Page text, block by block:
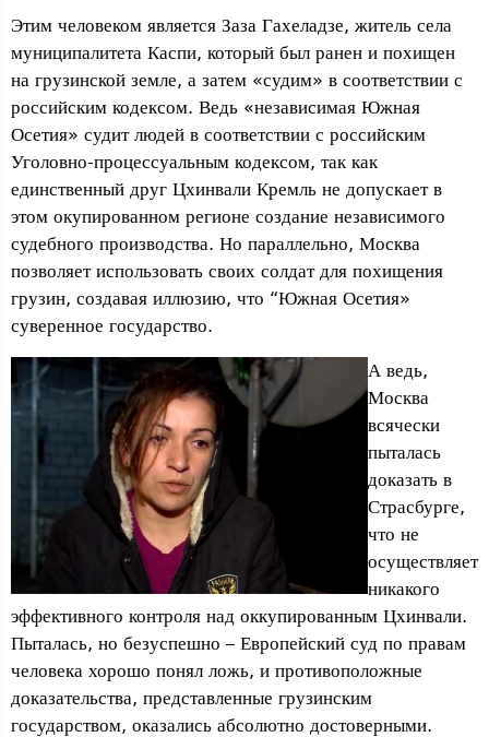
Этим человеком является Заза Гахеладзе, житель села
муниципалитета Каспи, который был ранен и похищен
на грузинской земле, а затем «судим» в соответствии с
российским кодексом. Ведь «независимая Южная
Осетия» судит людей в соответствии с российским
Уголовно-процессуальным кодексом, так как
единственный друг Цхинвали Кремль не допускает в
этом окупированном регионе создание независимого
судебного производства. Но параллельно, Москва
позволяет использовать своих солдат для похищения
грузин, создавая иллюзию, что “Южная Осетия»
суверенное государство.
А ведь,
Москва
всячески
пыталась
доказать в
Страсбурге,
что не
осуществляет
никакого
эффективного контроля над оккупированным Цхинвали.
Пыталась, но безуспешно – Европейский суд по правам
человека хорошо понял ложь, и противоположные
доказательства, представленные грузинским
государством, оказались абсолютно достоверными.